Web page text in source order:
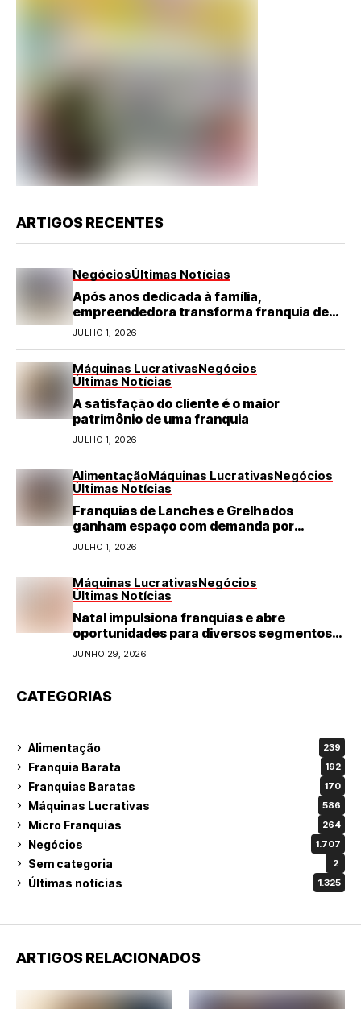
ARTIGOS RECENTES
NegóciosÚltimas Notícias
Após anos dedicada à família,
empreendedora transforma franquia de
turismo em negócio de destaque no RN
JULHO 1, 2026
Máquinas LucrativasNegócios
Últimas Notícias
A satisfação do cliente é o maior
patrimônio de uma franquia
JULHO 1, 2026
AlimentaçãoMáquinas LucrativasNegócios
Últimas Notícias
Franquias de Lanches e Grelhados
ganham espaço com demanda por
refeições rápidas e de qualidade
JULHO 1, 2026
Máquinas LucrativasNegócios
Últimas Notícias
Natal impulsiona franquias e abre
oportunidades para diversos segmentos
do varejo
JUNHO 29, 2026
CATEGORIAS
Alimentação 239
Franquia Barata 192
Franquias Baratas 170
Máquinas Lucrativas 586
Micro Franquias 264
Negócios 1.707
Sem categoria 2
Últimas notícias 1.325
ARTIGOS RELACIONADOS